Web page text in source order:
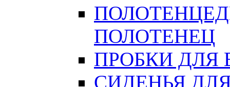
ПОЛОТЕНЕЦ
ПРОБКИ ДЛЯ
СИДЕНЬЯ